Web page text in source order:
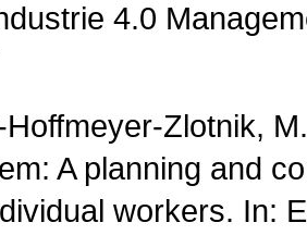
4.0
Hoffmeyer-Zlotnik,
A planning and
workers. In: